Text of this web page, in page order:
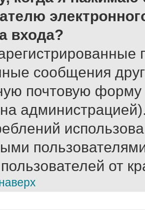
входа?
сообщения
почтовую
от